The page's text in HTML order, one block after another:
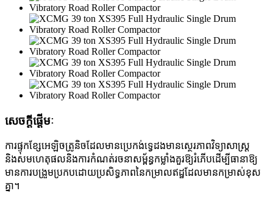
សេចក្តីផ្តើមៈ
ការផ្ទុកខ្សែអេឡិចត្រូនិចដែលមានប្រេកង់ទ្វេដងមានស្ថេរភាពវិទ្យាសាស្ត្រ
និងសមហេតុផលនិងការកំណត់រចនាសម្ព័ន្ធកម្លាំងគួរឱ្យរំភើបដើម្បីធានាឱ្យ
មានការបង្រួមប្រកបដោយប្រសិទ្ធភាពនៃកម្រាលឥដ្ឋដែលមានកម្រាស់ខុស
គ្នា។